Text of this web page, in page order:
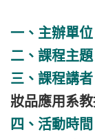
一、主辦單位
二、課程主題
三、課程講者
妝品應用系教
四、活動時間